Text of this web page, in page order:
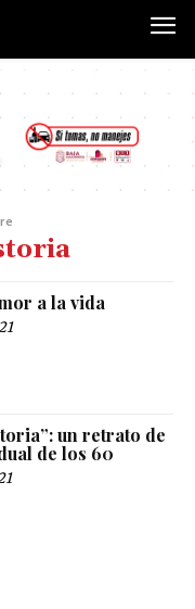
a la vida
un retrato de
de los 60